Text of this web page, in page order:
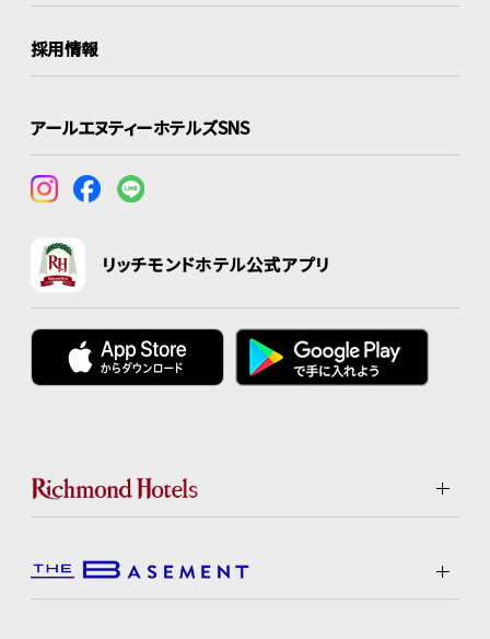
採用情報
アールエヌティーホテルズSNS
リッチモンドホテル公式アプリ